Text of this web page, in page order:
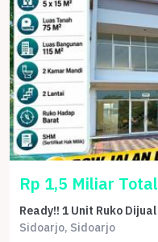
Rp 1,5 Miliar Total
Sidoarjo, Sidoarjo